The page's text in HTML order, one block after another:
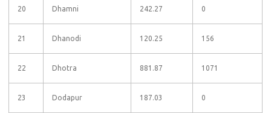
20 Dhamni 242.27 0
21 Dhanodi 120.25 156
22 Dhotra 881.87 1071
23 Dodapur 187.03 0